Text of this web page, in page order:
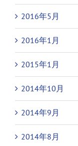
2016年5月
2016年1月
2015年1月
2014年10月
2014年9月
2014年8月